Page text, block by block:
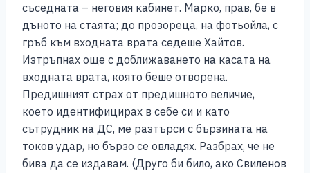
съседната – неговия кабинет. Марко, прав, бе в
дъното на стаята; до прозореца, на фотьойла, с
гръб към входната врата седеше Хайтов.
Изтръпнах още с доближаването на касата на
входната врата, която беше отворена.
Предишният страх от предишното величие,
което идентифицирах в себе си и като
сътрудник на ДС, ме разтърси с бързината на
токов удар, но бързо се овладях. Разбрах, че не
бива да се издавам. (Друго би било, ако Свиленов